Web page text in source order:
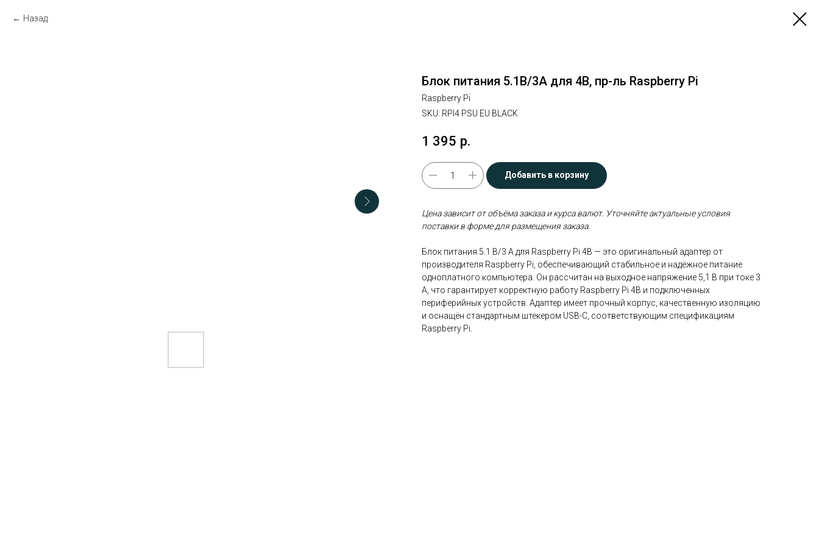
Назад
Блок питания 5.1В/3А для 4В, пр-ль Raspberry Pi
Raspberry Pi
SKU: RPI4 PSU EU BLACK
1 395 р.
Добавить в корзину
Цена зависит от объёма заказа и курса валют. Уточняйте актуальные условия
поставки в форме для размещения заказа.
Блок питания 5.1 В/3 А для Raspberry Pi 4B — это оригинальный адаптер от
производителя Raspberry Pi, обеспечивающий стабильное и надёжное питание
одноплатного компьютера. Он рассчитан на выходное напряжение 5,1 В при токе 3
А, что гарантирует корректную работу Raspberry Pi 4B и подключенных
периферийных устройств. Адаптер имеет прочный корпус, качественную изоляцию
и оснащён стандартным штекером USB-C, соответствующим спецификациям
Raspberry Pi.